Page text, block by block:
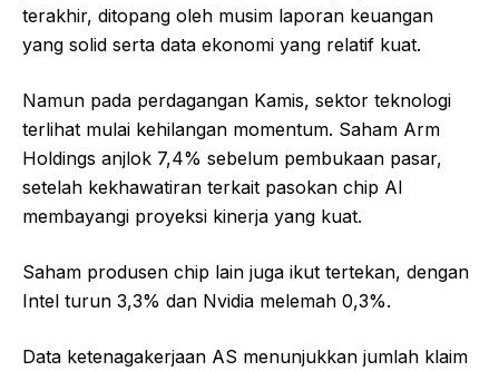
terakhir, ditopang oleh musim laporan keuangan
yang solid serta data ekonomi yang relatif kuat.
Namun pada perdagangan Kamis, sektor teknologi
terlihat mulai kehilangan momentum. Saham Arm
Holdings anjlok 7,4% sebelum pembukaan pasar,
setelah kekhawatiran terkait pasokan chip AI
membayangi proyeksi kinerja yang kuat.
Saham produsen chip lain juga ikut tertekan, dengan
Intel turun 3,3% dan Nvidia melemah 0,3%.
Data ketenagakerjaan AS menunjukkan jumlah klaim